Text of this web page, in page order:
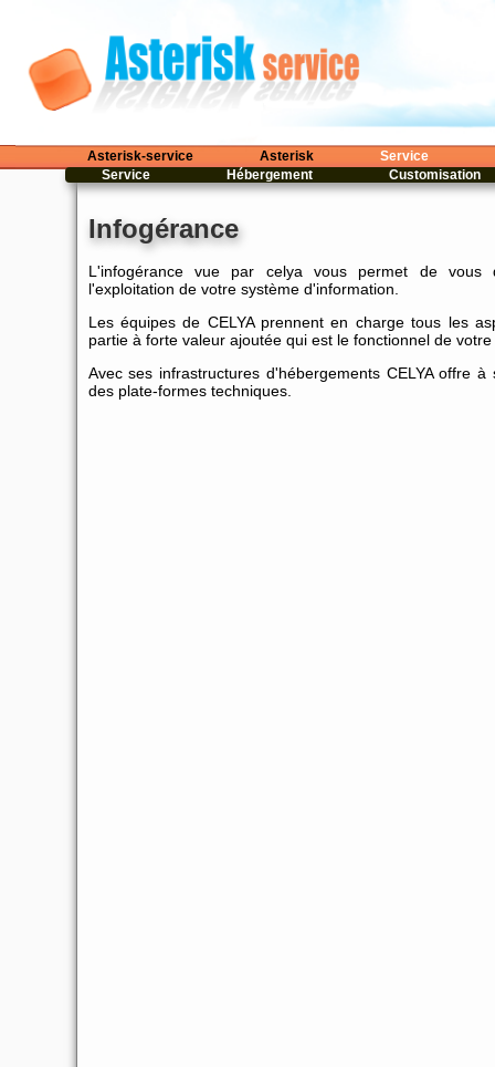
Asterisk-service Asterisk
Service
Service
Hébergement Customisation
Infogérance
L'infogérance vue par celya vous permet de vous
l'exploitation de votre système d'information.
Les équipes de CELYA prennent en charge tous les
partie à forte valeur ajoutée qui est le fonctionnel de votre
Avec ses infrastructures d'hébergements CELYA offre
des plate-formes techniques.